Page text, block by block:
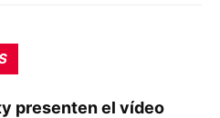
presenten el vídeo